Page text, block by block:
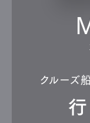
クルーズ